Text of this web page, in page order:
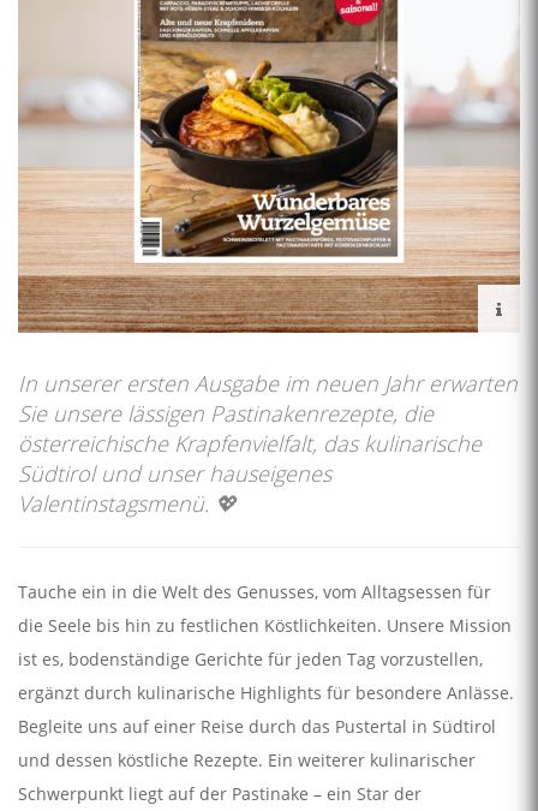
In unserer ersten Ausgabe im neuen Jahr erwarten
Sie unsere lässigen Pastinakenrezepte, die
österreichische Krapfenvielfalt, das kulinarische
Südtirol und unser hauseigenes
Valentinstagsmenü. 💖
Tauche ein in die Welt des Genusses, vom Alltagsessen für
die Seele bis hin zu festlichen Köstlichkeiten. Unsere Mission
ist es, bodenständige Gerichte für jeden Tag vorzustellen,
ergänzt durch kulinarische Highlights für besondere Anlässe.
Begleite uns auf einer Reise durch das Pustertal in Südtirol
und dessen köstliche Rezepte. Ein weiterer kulinarischer
Schwerpunkt liegt auf der Pastinake – ein Star der